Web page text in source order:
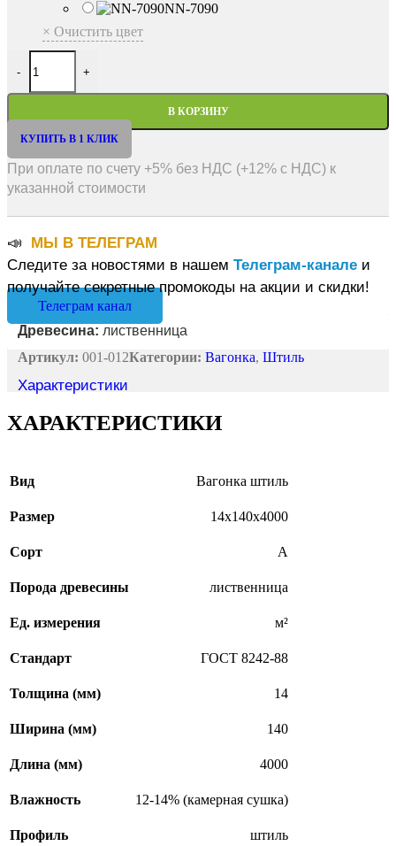
NN-7090
× Очистить цвет
-
Количество товара Вагонка штиль 14х140х4000 сорт А
+
В КОРЗИНУ
КУПИТЬ В 1 КЛИК
При оплате по счету +5% без НДС (+12% с НДС) к
указанной стоимости
📣
МЫ В ТЕЛЕГРАМ
Следите за новостями в нашем Телеграм-канале и
получайте секретные промокоды на акции и скидки!
Телеграм канал
Древесина: лиственница
Артикул: 001-012Категории: Вагонка, Штиль
Характеристики
ХАРАКТЕРИСТИКИ
Вид Вагонка штиль
Размер 14х140х4000
Сорт А
Порода древесины лиственница
Ед. измерения м²
Стандарт ГОСТ 8242-88
Толщина (мм) 14
Ширина (мм) 140
Длина (мм) 4000
Влажность 12-14% (камерная сушка)
Профиль штиль